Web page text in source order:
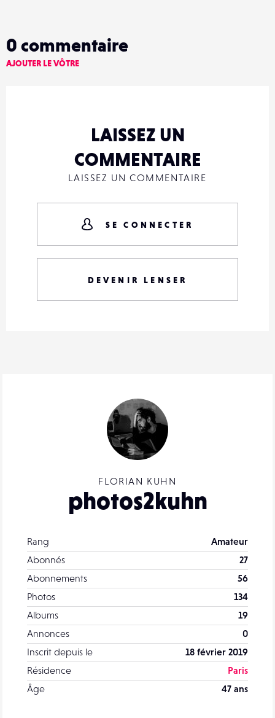
FLORIAN KUHN
photos2kuhn
Rang
Amateur
Abonnés
27
Abonnements
56
Photos
134
Albums
19
Annonces
0
Inscrit depuis le
18 février 2019
Résidence
Paris
Âge
47 ans
0 commentaire
AJOUTER LE VÔTRE
LAISSEZ UN
COMMENTAIRE
LAISSEZ UN COMMENTAIRE
SE CONNECTER
DEVENIR LENSER